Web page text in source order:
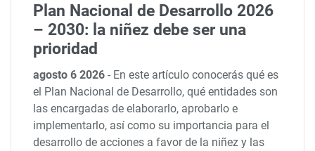
Plan Nacional de Desarrollo 2026
– 2030: la niñez debe ser una
prioridad
agosto 6 2026- En este artículo conocerás qué es
el Plan Nacional de Desarrollo, qué entidades son
las encargadas de elaborarlo, aprobarlo e
implementarlo, así como su importancia para el
desarrollo de acciones a favor de la niñez y las